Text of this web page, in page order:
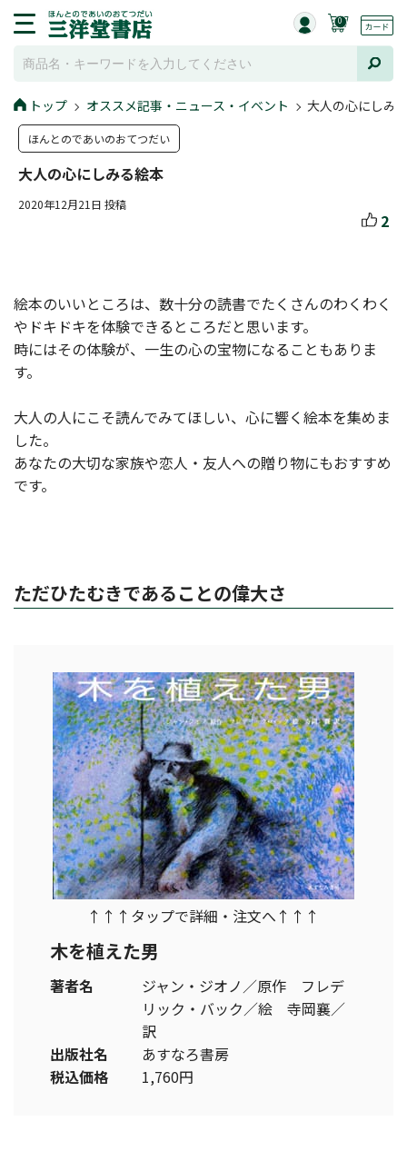
0
トップ オススメ記事・ニュース・イベント 大人の心にしみ
ほんとのであいのおてつだい
大人の心にしみる絵本
2020年12月21日 投稿
2
絵本のいいところは、数十分の読書でたくさんのわくわく
やドキドキを体験できるところだと思います。
時にはその体験が、一生の心の宝物になることもありま
す。
大人の人にこそ読んでみてほしい、心に響く絵本を集めま
した。
あなたの大切な家族や恋人・友人への贈り物にもおすすめ
です。
ただひたむきであることの偉大さ
↑↑↑タップで詳細・注文へ↑↑↑
木を植えた男
著者名
ジャン・ジオノ／原作 フレデ
リック・バック／絵 寺岡襄／
訳
出版社名
あすなろ書房
税込価格
1,760円